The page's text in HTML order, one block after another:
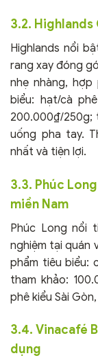
3.2.
Highlands nổi
rang xay đóng
nhẹ nhàng, hợp
biểu: hạt/cà
200.000₫/250g;
uống pha tay.
nhất và tiện lợi.
3.3. Phúc
miền Nam
Phúc Long nổi
nghiệm tại quán
phẩm tiêu biểu:
tham khảo:
phê kiểu Sài
3.4. Vinacafé
dụng